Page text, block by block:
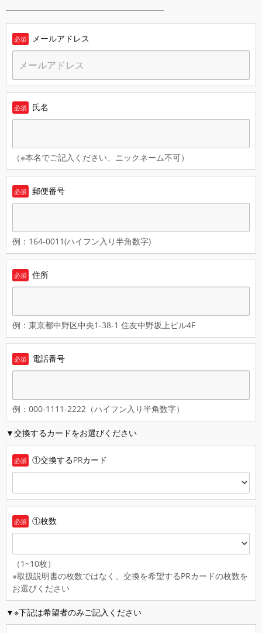
──────────────────────────────
必須 メールアドレス
必須 氏名
（※本名でご記入ください、ニックネーム不可）
必須 郵便番号
例：164-0011(ハイフン入り半角数字)
必須 住所
例：東京都中野区中央1-38-1 住友中野坂上ビル4F
必須 電話番号
例：000-1111-2222（ハイフン入り半角数字）
▼交換するカードをお選びください
必須 ①交換するPRカード
必須 ①枚数
（1~10枚）
※取扱説明書の枚数ではなく、交換を希望するPRカードの枚数を
お選びください
▼※下記は希望者のみご記入ください